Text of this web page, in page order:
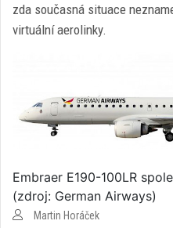
zda současná situace
virtuální aerolinky.
Embraer E190-100LR
(zdroj: German Airways)
Martin Horáček